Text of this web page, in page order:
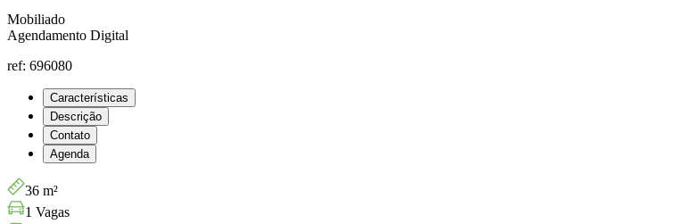
Mobiliado
Agendamento Digital
ref: 696080
Características
Descrição
Contato
Agenda
36 m²
1 Vagas